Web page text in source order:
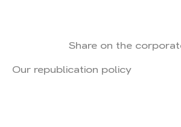
Share on the
Our republication policy